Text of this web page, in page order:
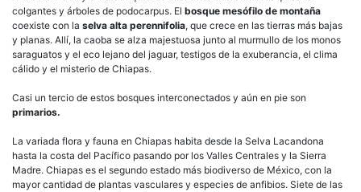
colgantes y árboles de podocarpus. El bosque mesófilo de montaña
coexiste con la selva alta perennifolia, que crece en las tierras más bajas
y planas. Allí, la caoba se alza majestuosa junto al murmullo de los monos
saraguatos y el eco lejano del jaguar, testigos de la exuberancia, el clima
cálido y el misterio de Chiapas.
Casi un tercio de estos bosques interconectados y aún en pie son
primarios.
La variada flora y fauna en Chiapas habita desde la Selva Lacandona
hasta la costa del Pacífico pasando por los Valles Centrales y la Sierra
Madre. Chiapas es el segundo estado más biodiverso de México, con la
mayor cantidad de plantas vasculares y especies de anfibios. Siete de las